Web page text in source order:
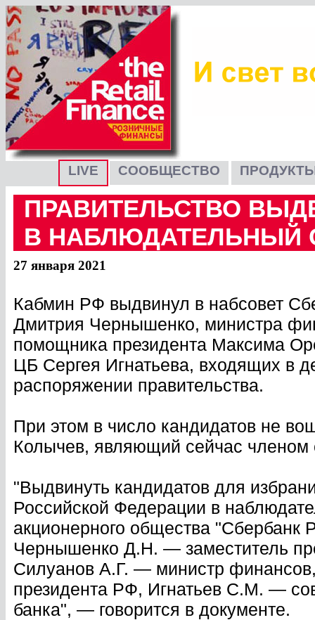
LIVE СООБЩЕСТВО
ПРАВИТЕЛЬСТВО
В НАБЛЮДАТЕЛЬНЫЙ
27 января 2021
Кабмин РФ выдвинул в набсовет
Дмитрия Чернышенко, министра
помощника президента Максима
ЦБ Сергея Игнатьева, входящих в
распоряжении правительства.
При этом в число кандидатов не
Колычев, являющий сейчас членом
"Выдвинуть кандидатов для
Российской Федерации в
акционерного общества
Чернышенко Д.Н. — заместитель
Силуанов А.Г. — министр
президента РФ, Игнатьев С.М. —
банка", — говорится в документе.